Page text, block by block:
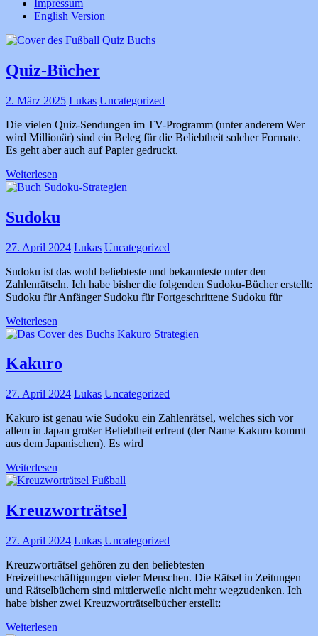
Impressum
English Version
Quiz-Bücher
2. März 2025 Lukas Uncategorized
Die vielen Quiz-Sendungen im TV-Programm (unter anderem Wer
wird Millionär) sind ein Beleg für die Beliebtheit solcher Formate.
Es geht aber auch auf Papier gedruckt.
Weiterlesen
Sudoku
27. April 2024 Lukas Uncategorized
Sudoku ist das wohl beliebteste und bekannteste unter den
Zahlenrätseln. Ich habe bisher die folgenden Sudoku-Bücher erstellt:
Sudoku für Anfänger Sudoku für Fortgeschrittene Sudoku für
Weiterlesen
Kakuro
27. April 2024 Lukas Uncategorized
Kakuro ist genau wie Sudoku ein Zahlenrätsel, welches sich vor
allem in Japan großer Beliebtheit erfreut (der Name Kakuro kommt
aus dem Japanischen). Es wird
Weiterlesen
Kreuzworträtsel
27. April 2024 Lukas Uncategorized
Kreuzworträtsel gehören zu den beliebtesten
Freizeitbeschäftigungen vieler Menschen. Die Rätsel in Zeitungen
und Rätselbüchern sind mittlerweile nicht mehr wegzudenken. Ich
habe bisher zwei Kreuzworträtselbücher erstellt:
Weiterlesen